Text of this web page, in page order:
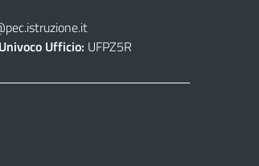
Ufficio: UFPZ5R